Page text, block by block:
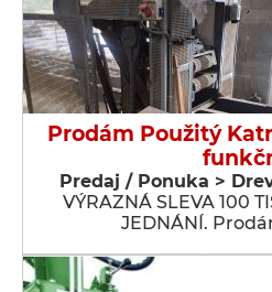
Prodám Použitý
Predaj / Ponuka >
VÝRAZNÁ SLEVA 100
JEDNÁNÍ.